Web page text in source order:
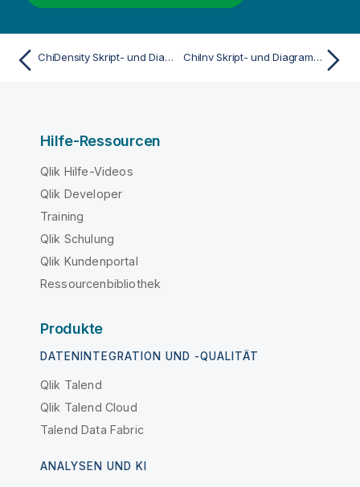
ChiDensity Skript- und Diagrammfunktion ChiInv Skript- und Diagrammfunktion
Hilfe-Ressourcen
Qlik Hilfe-Videos
Qlik Developer
Training
Qlik Schulung
Qlik Kundenportal
Ressourcenbibliothek
Produkte
DATENINTEGRATION UND -QUALITÄT
Qlik Talend
Qlik Talend Cloud
Talend Data Fabric
ANALYSEN UND KI